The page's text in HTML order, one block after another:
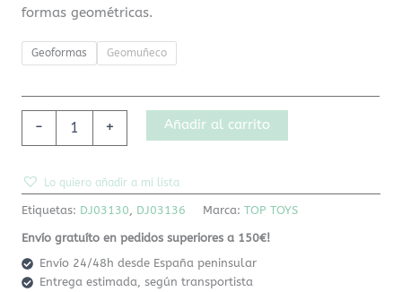
formas geométricas.
Geoformas Geomuñeco
- + Añadir al carrito
Lo quiero añadir a mi lista
Etiquetas: DJ03130 DJ03136 Marca:TOP TOYS
Envío gratuíto en pedidos superiores a 150€!
Envío 24/48h desde España peninsular
Entrega estimada, según transportista